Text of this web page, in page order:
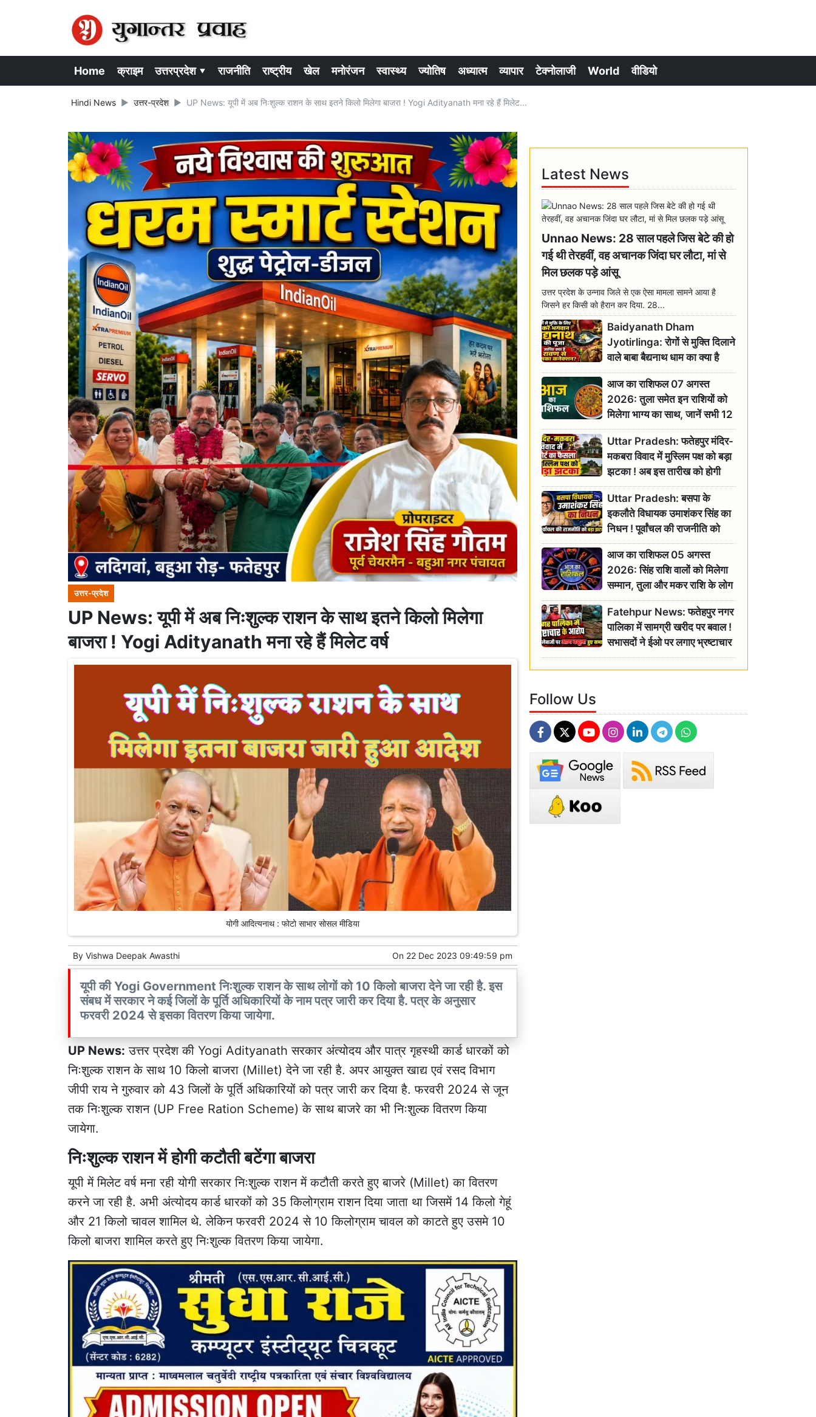
Home क्राइम उत्तरप्रदेश ▾ राजनीति राष्ट्रीय खेल मनोरंजन स्वास्थ्य ज्योतिष अध्यात्म व्यापार टेक्नोलाजी World वीडियो
Hindi News उत्तर-प्रदेश UP News: यूपी में अब निःशुल्क राशन के साथ इतने किलो मिलेगा बाजरा ! Yogi Adityanath मना रहे हैं मिलेट...
उत्तर-प्रदेश
UP News: यूपी में अब निःशुल्क राशन के साथ इतने किलो मिलेगा
बाजरा ! Yogi Adityanath मना रहे हैं मिलेट वर्ष
योगी आदित्यनाथ : फोटो साभार सोसल मीडिया
By Vishwa Deepak Awasthi On 22 Dec 2023 09:49:59 pm
यूपी की Yogi Government निःशुल्क राशन के साथ लोगों को 10 किलो बाजरा देने जा रही है. इस
संबध में सरकार ने कई जिलों के पूर्ति अधिकारियों के नाम पत्र जारी कर दिया है. पत्र के अनुसार
फरवरी 2024 से इसका वितरण किया जायेगा.
UP News: उत्तर प्रदेश की Yogi Adityanath सरकार अंत्योदय और पात्र गृहस्थी कार्ड धारकों को
निःशुल्क राशन के साथ 10 किलो बाजरा (Millet) देने जा रही है. अपर आयुक्त खाद्य एवं रसद विभाग
जीपी राय ने गुरुवार को 43 जिलों के पूर्ति अधिकारियों को पत्र जारी कर दिया है. फरवरी 2024 से जून
तक निःशुल्क राशन (UP Free Ration Scheme) के साथ बाजरे का भी निःशुल्क वितरण किया
जायेगा.
निःशुल्क राशन में होगी कटौती बटेंगा बाजरा
यूपी में मिलेट वर्ष मना रही योगी सरकार निःशुल्क राशन में कटौती करते हुए बाजरे (Millet) का वितरण
करने जा रही है. अभी अंत्योदय कार्ड धारकों को 35 किलोग्राम राशन दिया जाता था जिसमें 14 किलो गेहूं
और 21 किलो चावल शामिल थे. लेकिन फरवरी 2024 से 10 किलोग्राम चावल को काटते हुए उसमे 10
किलो बाजरा शामिल करते हुए निःशुल्क वितरण किया जायेगा.
Latest News
Unnao News: 28 साल पहले जिस बेटे की हो
गई थी तेरहवीं, वह अचानक जिंदा घर लौटा, मां से
मिल छलक पड़े आंसू
उत्तर प्रदेश के उन्नाव जिले से एक ऐसा मामला सामने आया है
जिसने हर किसी को हैरान कर दिया. 28...
Baidyanath Dham
Jyotirlinga: रोगों से मुक्ति दिलाने
वाले बाबा बैद्यनाथ धाम का क्या है
रावण से संबंध? जानिए ज्योतिर्लिंग की
महिमा
आज का राशिफल 07 अगस्त
2026: तुला समेत इन राशियों को
मिलेगा भाग्य का साथ, जानें सभी 12
राशियों का दैनिक भाग्यफल
Uttar Pradesh: फतेहपुर मंदिर-
मकबरा विवाद में मुस्लिम पक्ष को बड़ा
झटका ! अब इस तारीख को होगी
सुनवाई
Uttar Pradesh: बसपा के
इकलौते विधायक उमाशंकर सिंह का
निधन ! पूर्वांचल की राजनीति को
बड़ा झटका, योगी ने जताया दुःख
आज का राशिफल 05 अगस्त
2026: सिंह राशि वालों को मिलेगा
सम्मान, तुला और मकर राशि के लोग
रहें सतर्क
Fatehpur News: फतेहपुर नगर
पालिका में सामग्री खरीद पर बवाल !
सभासदों ने ईओ पर लगाए भ्रष्टाचार
के गंभीर आरोप
Follow Us